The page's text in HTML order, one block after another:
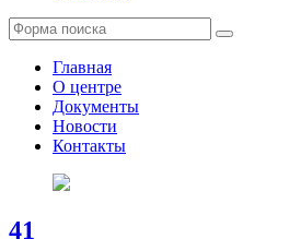
Поиск
Главная
О центре
Документы
Новости
Контакты
41